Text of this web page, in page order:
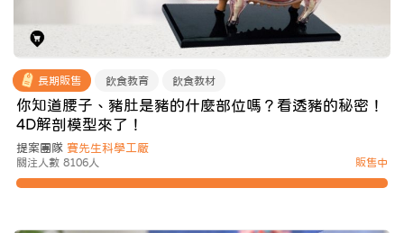
長期販售 飲食教育 飲食教材
你知道腰子、豬肚是豬的什麼部位嗎？看透豬的秘密！
4D解剖模型來了！
提案團隊 賽先生科學工厰
關注人數 8106人 販售中